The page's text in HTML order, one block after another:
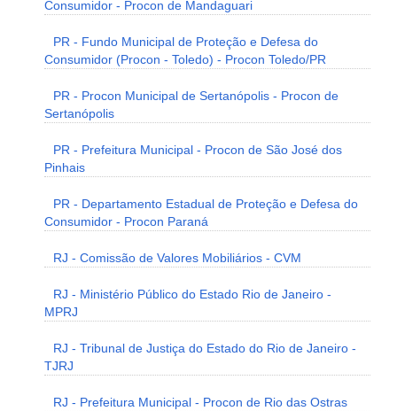
Consumidor - Procon de Mandaguari
PR - Fundo Municipal de Proteção e Defesa do
Consumidor (Procon - Toledo) - Procon Toledo/PR
PR - Procon Municipal de Sertanópolis - Procon de
Sertanópolis
PR - Prefeitura Municipal - Procon de São José dos
Pinhais
PR - Departamento Estadual de Proteção e Defesa do
Consumidor - Procon Paraná
RJ - Comissão de Valores Mobiliários - CVM
RJ - Ministério Público do Estado Rio de Janeiro -
MPRJ
RJ - Tribunal de Justiça do Estado do Rio de Janeiro -
TJRJ
RJ - Prefeitura Municipal - Procon de Rio das Ostras